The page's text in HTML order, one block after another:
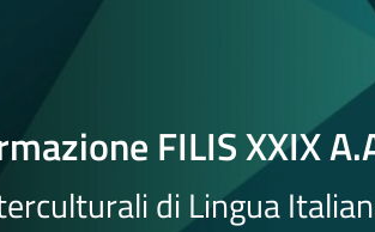
FILIS XXIX
di Lingua